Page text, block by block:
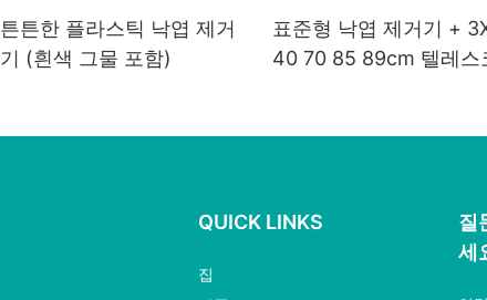
튼튼한 플라스틱 낙엽 제거
기 (흰색 그물 포함)
표준형 낙엽 제거기 +
40 70 85 89cm 텔레스
QUICK LINKS
집
질
세